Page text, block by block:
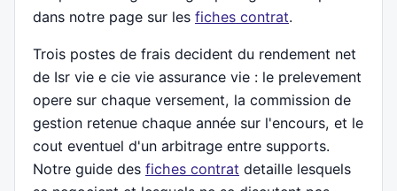
dans notre page sur les fiches contrat.
Trois postes de frais decident du rendement net
de Isr vie e cie vie assurance vie : le prelevement
opere sur chaque versement, la commission de
gestion retenue chaque année sur l'encours, et le
cout eventuel d'un arbitrage entre supports.
Notre guide des fiches contrat detaille lesquels